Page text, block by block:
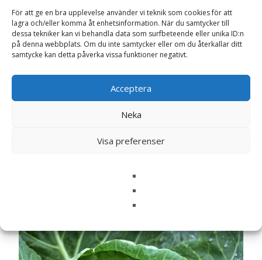
För att ge en bra upplevelse använder vi teknik som cookies för att
lagra och/eller komma åt enhetsinformation. När du samtycker till
dessa tekniker kan vi behandla data som surfbeteende eller unika ID:n
på denna webbplats. Om du inte samtycker eller om du återkallar ditt
samtycke kan detta påverka vissa funktioner negativt.
Acceptera
Neka
Visa preferenser
Namn *
E-post*
Relaterade produkter